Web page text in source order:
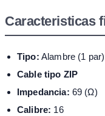
Caracteristicas
Tipo: Alambre (1 par)
Cable tipo ZIP
Impedancia: 69 (Ω)
Calibre: 16